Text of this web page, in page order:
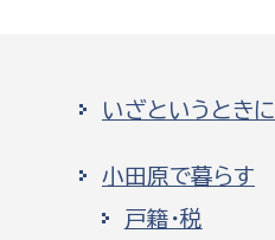
いざというときに
小田原で暮らす
戸籍・税